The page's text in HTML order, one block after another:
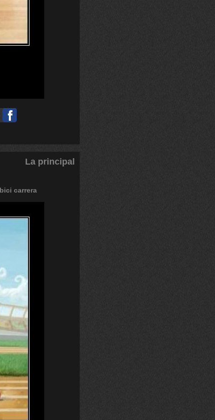
La principal
bici carrera